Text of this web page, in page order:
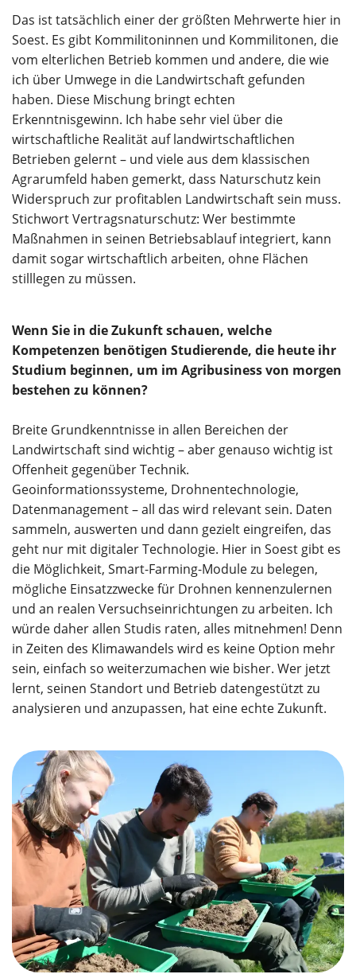
Das ist tatsächlich einer der größten Mehrwerte hier in
Soest. Es gibt Kommilitoninnen und Kommilitonen, die
vom elterlichen Betrieb kommen und andere, die wie
ich über Umwege in die Landwirtschaft gefunden
haben. Diese Mischung bringt echten
Erkenntnisgewinn. Ich habe sehr viel über die
wirtschaftliche Realität auf landwirtschaftlichen
Betrieben gelernt – und viele aus dem klassischen
Agrarumfeld haben gemerkt, dass Naturschutz kein
Widerspruch zur profitablen Landwirtschaft sein muss.
Stichwort Vertragsnaturschutz: Wer bestimmte
Maßnahmen in seinen Betriebsablauf integriert, kann
damit sogar wirtschaftlich arbeiten, ohne Flächen
stilllegen zu müssen.
Wenn Sie in die Zukunft schauen, welche
Kompetenzen benötigen Studierende, die heute ihr
Studium beginnen, um im Agribusiness von morgen
bestehen zu können?
Breite Grundkenntnisse in allen Bereichen der
Landwirtschaft sind wichtig – aber genauso wichtig ist
Offenheit gegenüber Technik.
Geoinformationssysteme, Drohnentechnologie,
Datenmanagement – all das wird relevant sein. Daten
sammeln, auswerten und dann gezielt eingreifen, das
geht nur mit digitaler Technologie. Hier in Soest gibt es
die Möglichkeit, Smart-Farming-Module zu belegen,
mögliche Einsatzzwecke für Drohnen kennenzulernen
und an realen Versuchseinrichtungen zu arbeiten. Ich
würde daher allen Studis raten, alles mitnehmen! Denn
in Zeiten des Klimawandels wird es keine Option mehr
sein, einfach so weiterzumachen wie bisher. Wer jetzt
lernt, seinen Standort und Betrieb datengestützt zu
analysieren und anzupassen, hat eine echte Zukunft.